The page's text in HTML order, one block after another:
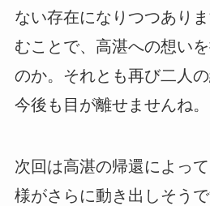
ない存在になりつつあり
むことで、高湛への想い
のか。それとも再び二人の
今後も目が離せませんね。
次回は高湛の帰還によっ
様がさらに動き出しそう